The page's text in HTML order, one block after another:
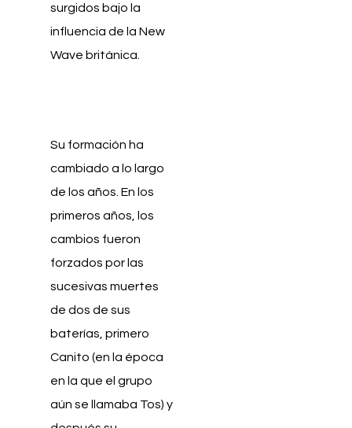
surgidos bajo la
influencia de la New
Wave británica.
Su formación ha
cambiado a lo largo
de los años. En los
primeros años, los
cambios fueron
forzados por las
sucesivas muertes
de dos de sus
baterías, primero
Canito (en la época
en la que el grupo
aún se llamaba Tos) y